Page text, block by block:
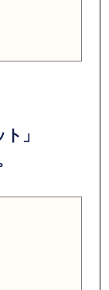
」